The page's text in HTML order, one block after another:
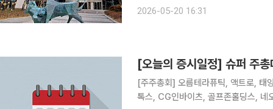
신규 상장사는 스팩을 제외하고 84곳
2026-05-20 16:31
[오늘의 증시일정] 슈퍼 주
[주주총회] 오름테라퓨틱, 액트로, 태
톡스, CG인바이츠, 골프존홀딩스, 네